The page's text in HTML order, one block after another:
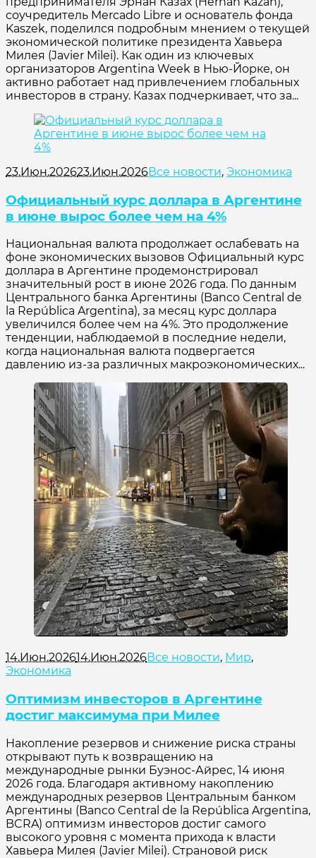
соучредитель Mercado Libre и основатель фонда
Kaszek, поделился подробным мнением о текущей
экономической политике президента Хавьера
Милея (Javier Milei). Как один из ключевых
организаторов Argentina Week в Нью-Йорке, он
активно работает над привлечением глобальных
инвесторов в страну. Казах подчеркивает, что за...
23.Июн.202623.Июн.2026Все новости, Экономика
Официальный курс доллара в Аргентине
в июне вырос более чем на 4%
Национальная валюта продолжает ослабевать на
фоне экономических вызовов Официальный курс
доллара в Аргентине продемонстрировал
значительный рост в июне 2026 года. По данным
Центрального банка Аргентины (Banco Central de
la República Argentina), за месяц курс доллара
увеличился более чем на 4%. Это продолжение
тенденции, наблюдаемой в последние недели,
когда национальная валюта подвергается
давлению из-за различных макроэкономических...
14.Июн.202614.Июн.2026Все новости, Мир,
Экономика
Оптимизм инвесторов в Аргентине
достиг максимума при Милее
Накопление резервов и снижение риска страны
открывают путь к возвращению на
международные рынки Буэнос-Айрес, 14 июня
2026 года. Благодаря активному накоплению
международных резервов Центральным банком
Аргентины (Banco Central de la República Argentina,
BCRA) оптимизм инвесторов достиг самого
высокого уровня с момента прихода к власти
Хавьера Милея (Javier Milei). Страновой риск